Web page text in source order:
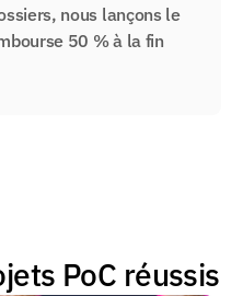
nous lançons le
50 % à la fin
PoC réussis